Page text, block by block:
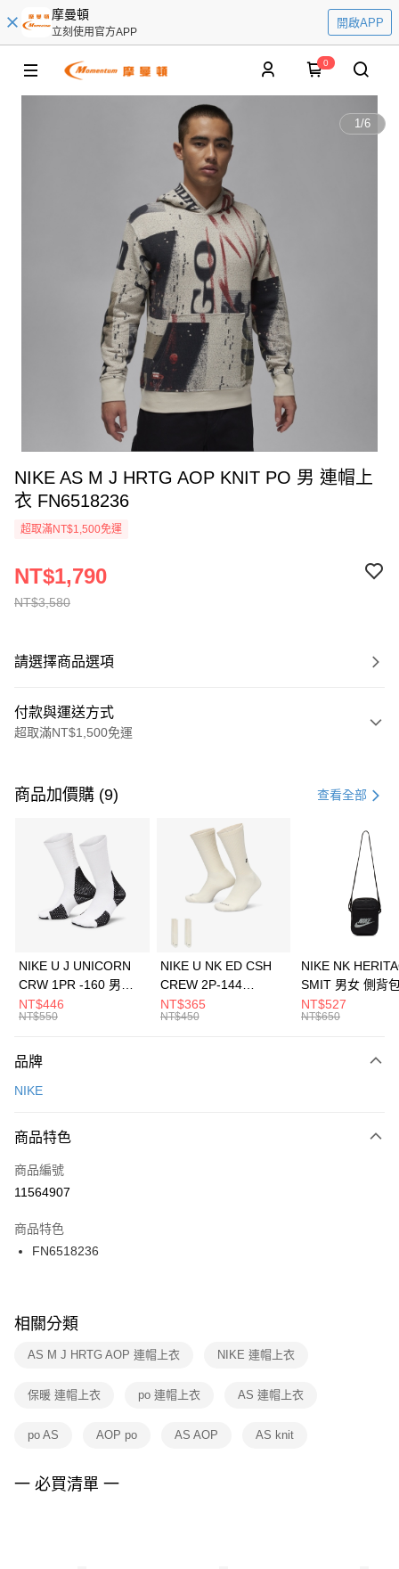
摩曼頓
立刻使用官方APP
開啟APP
0
1/6
NIKE AS M J HRTG AOP KNIT PO 男 連帽上
衣 FN6518236
超取滿NT$1,500免運
NT$3,580
NT$1,790
請選擇商品選項
付款與運送方式
超取滿NT$1,500免運
信用卡一次付款
3 期 0 利率 每期 21家銀行
合作金庫商業銀行
第一商業銀行
華南商業銀行
彰化商業銀行
上海商業儲蓄銀行
元大商業銀行
台灣樂天信用卡公司
Apple Pay
全盈+PAY
AFTEE先享後付
【關於「AFTEE先享後付」】
便利好安心！
３．安心：先確認商品／服務後，再付款。
【「AFTEE先享後付」結帳流程】
１．於結帳方式選擇「AFTEE先享後付」後，將跳轉至「AFTEE先享後付」
２．訂單成立數日內，您將收到繳費通知簡訊。
３．收到繳費通知簡訊後14天內，點擊此簡訊中的連結，可透過四大超商／
ATM／網路銀行／等多元方式進行付款，方視為交易完成。
※ 交易是否成功請以「AFTEE先享後付 」之結帳頁面顯示為準，若有關於
是否繳費成功／繳費後需取消欲退款等相關疑問，請聯繫「AFTEE先享後付
客戶支援中心」https://netprotections.freshdesk.com/support/home
１．透過由恩沛科技股份有限公司提供之「AFTEE先享後付」服務完成之交
權轉讓予恩沛科技股份有限公司。
３．未成年的使用者請事先徵得法定代理人或監護人之同意方可使用
「AFTEE先享後付」，若未經同意申辦者引起之損失，本公司不負相關責
運送方式
每筆NT$100，滿NT$1,500(含以上)免運費
宅配
每筆NT$100，滿NT$1,500(含以上)免運費
付款後門市自取
每筆NT$100，滿NT$1,500(含以上)免運費
商品加價購 (9) 查看全部
NIKE U J UNICORN
CRW 1PR -160 男女
中統襪 FZ3393100
NT$446
NT$550
NIKE U NK ED CSH
CREW 2P-144
EMBRDY 男女 短統襪
FZ3073133
NT$365
NT$450
NIKE NK
SMIT 男女 側背
BA5871010
NT$527
NT$650
品牌
NIKE
商品特色
商品編號
11564907
商品特色
FN6518236
相關分類
AS M J HRTG AOP 連帽上衣 NIKE 連帽上衣
保暖 連帽上衣 po 連帽上衣 AS 連帽上衣
po AS AOP po AS AOP AS knit
一 必買清單 一